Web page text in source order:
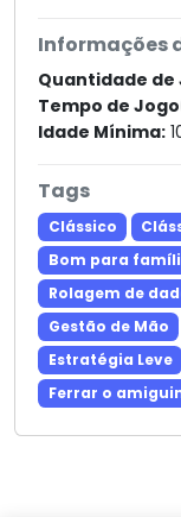
Informações
Quantidade de
Tempo de
Idade Mínima:
Tags
Clássico
Bom para
Rolagem de
Gestão de Mão
Estratégia Leve
Ferrar o